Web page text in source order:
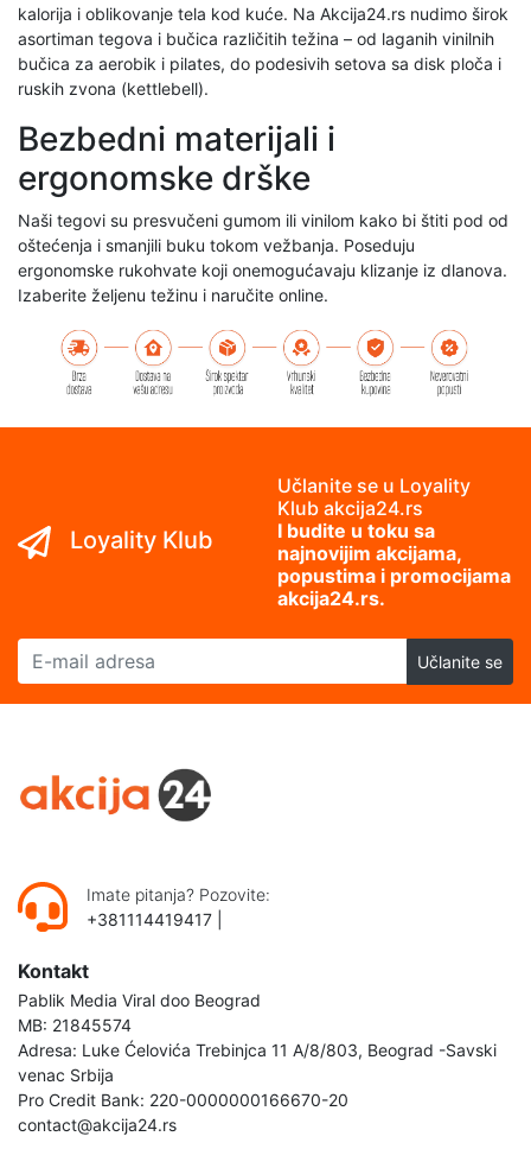
kaloriјa i oblikovanje tela kod kuće. Na Akcija24.rs nudimo širok
asortiman tegova i bučica različitih težina – od laganih vinilnih
bučica za aerobik i pilates, do podesivih setova sa disk ploča i
ruskih zvona (kettlebell).
Bezbedni materijali i
ergonomske drške
Naši tegovi su presvučeni gumom ili vinilom kako bi štiti pod od
oštećenja i smanjili buku tokom vežbanja. Poseduju
ergonomske rukohvate koji onemogućavaju klizanje iz dlanova.
Izaberite željenu težinu i naručite online.
Loyality Klub
Učlanite se u Loyality
Klub akcija24.rs
I budite u toku sa
najnovijim akcijama,
popustima i promocijama
akcija24.rs.
E-mail adresa
Učlanite se
Imate pitanja? Pozovite:
+381114419417
Kontakt
Pablik Media Viral doo Beograd
MB: 21845574
Adresa: Luke Ćelovića Trebinjca 11 A/8/803, Beograd -Savski
venac Srbija
Pro Credit Bank: 220-0000000166670-20
contact@akcija24.rs